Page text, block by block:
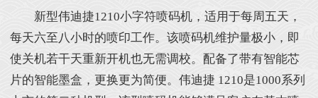
新型伟迪捷1210小字符喷码机，适用于每周五天，
每天六至八小时的喷印工作。该喷码机维护量极小，即
使关机若干天重新开机也无需调校。配备了带有智能芯
片的智能墨盒，更换更为简便。伟迪捷 1210是1000系列